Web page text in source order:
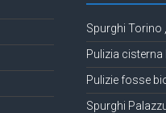
Spurghi Torino
Pulizia cisterna
Pulizie fosse
Spurghi